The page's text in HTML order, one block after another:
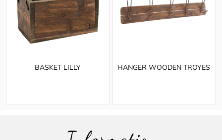
BASKET LILLY HANGER WOODEN TROYES